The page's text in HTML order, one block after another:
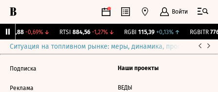
Войти
2 285,88 -0,69%↓ RTSI 884,56 -1,27%↓ RGBI 115,39 +0,13%↑ RGBITR
Ситуация на топливном рынке: меры, динамика, прогнозы
Подписка
Реклама
Наши проекты
ВЕДЫ